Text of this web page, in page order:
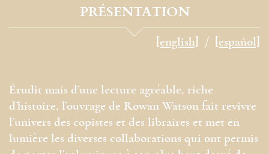
PRÉSENTATION
[english] [español]
Érudit mais d’une lecture agréable, riche
d’histoire, l’ouvrage de Rowan Watson fait revivre
l’univers des copistes et des libraires et met en
lumière les diverses collaborations qui ont permis